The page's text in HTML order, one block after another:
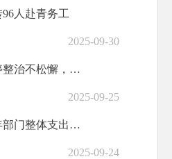
人赴青务工
2025-09-30
东乡公安交警违停整治不松懈，让文明交通更到“位”！
2025-09-25
东乡县开展2026年部门整体支出绩效填报专题培训
2025-09-24